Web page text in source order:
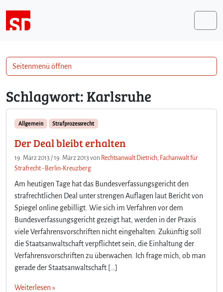
Schlagwort: Karlsruhe
Allgemein Strafprozessrecht
Der Deal bleibt erhalten
19. März 2013 /19. März 2013 von Rechtsanwalt Dietrich, Fachanwalt für
Strafrecht - Berlin-Kreuzberg
Am heutigen Tage hat das Bundesverfassungsgericht den
strafrechtlichen Deal unter strengen Auflagen laut Bericht von
Spiegel online gebilligt. Wie sich im Verfahren vor dem
Bundesverfassungsgericht gezeigt hat, werden in der Praxis
viele Verfahrensvorschriften nicht eingehalten. Zukünftig soll
die Staatsanwaltschaft verpflichtet sein, die Einhaltung der
Verfahrensvorschriften zu überwachen. Ich frage mich, ob man
gerade der Staatsanwaltschaft […]
Weiterlesen »
Seitenmenü öffnen